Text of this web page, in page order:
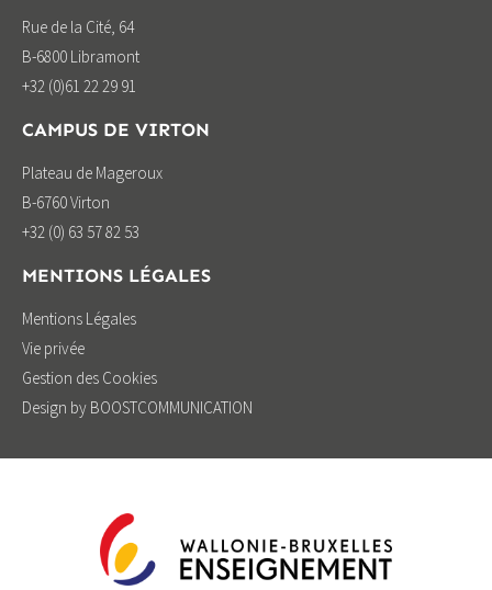
Rue de la Cité, 64
B-6800 Libramont
+32 (0)61 22 29 91
CAMPUS DE VIRTON
Plateau de Mageroux
B-6760 Virton
+32 (0) 63 57 82 53
MENTIONS LÉGALES
Mentions Légales
Vie privée
Gestion des Cookies
Design by BOOSTCOMMUNICATION